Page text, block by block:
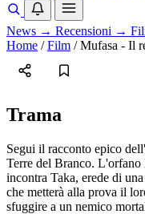
News → Recensioni →
Home / Film / Mufasa - Il
Trama
Segui il racconto epico
Terre del Branco. L'orfano
incontra Taka, erede di
che metterà alla prova il
sfuggire a un nemico